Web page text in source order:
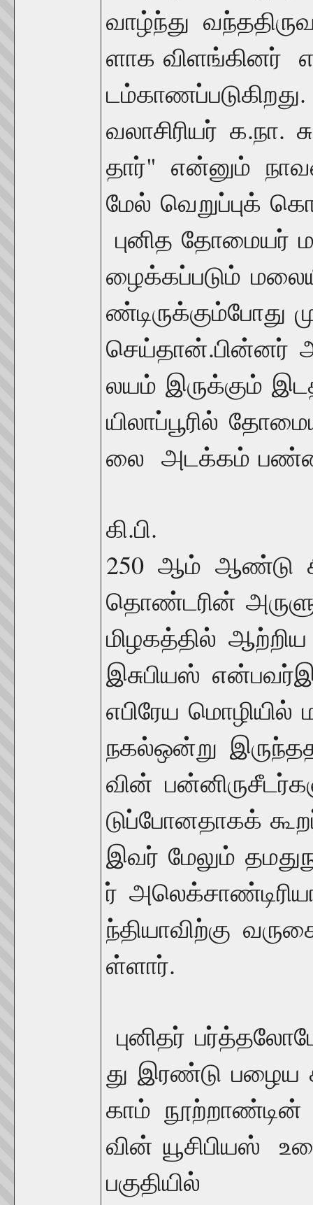
வாழ்ந்து வந்த
ளாக விளங்கினர்
டம்காணப்படுகிறது
வலாசிரியர் க.நா.
தார்" என்னும்
மேல் வெறுப்புக்
புனித தோமையர்
ழைக்கப்படும்
ண்டிருக்கும்போது
செய்தான்.பின்னர்
லயம் இருக்கும்
யிலாப்பூரில்
லை
அடக்கம்
கி.பி.
250 ஆம் ஆண்டு
தொண்டரின்
மிழகத்தில் ஆற்றிய
இசுபியஸ் என்பவர்
எபிரேய மொழியில்
நகல்ஒன்று
வின்
டுப்போனதாகக்
இவர் மேலும் தமது
ர்
ந்தியாவிற்கு
ள்ளார்.
புனிதர்
து இரண்டு பழைய
காம் நூற்றாண்டின்
வின் யூசிபியஸ்
பகுதியில்